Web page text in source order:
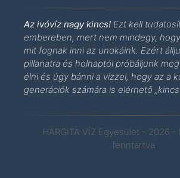
Az ivóvíz nagy kincs! Ezt kell
embereben, mert nem mindegy,
mit fognak inni az unokáink. Ezért
pillanatra és holnaptól próbáljunk
élni és úgy bánni a vízzel, hogy az a
generációk számára is elérhető
HARGITA VÍZ Egyesület - 2026 -
fenntartva